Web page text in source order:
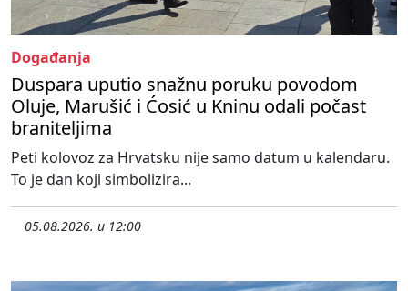
Događanja
Duspara uputio snažnu poruku povodom
Oluje, Marušić i Ćosić u Kninu odali počast
braniteljima
Peti kolovoz za Hrvatsku nije samo datum u kalendaru.
To je dan koji simbolizira...
05.08.2026. u 12:00